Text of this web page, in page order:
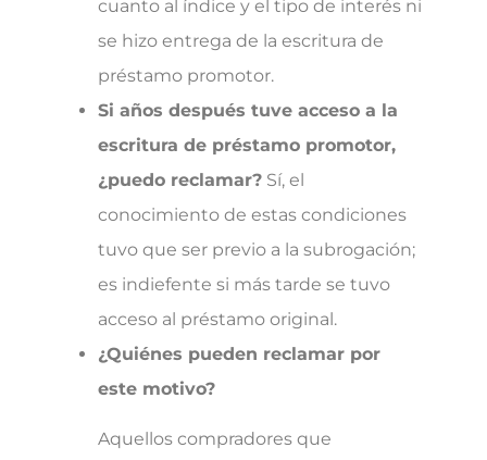
cuanto al índice y el tipo de interés ni
se hizo entrega de la escritura de
préstamo promotor.
Si años después tuve acceso a la
escritura de préstamo promotor,
¿puedo reclamar? Sí, el
conocimiento de estas condiciones
tuvo que ser previo a la subrogación;
es indiefente si más tarde se tuvo
acceso al préstamo original.
¿Quiénes pueden reclamar por
este motivo?
Aquellos compradores que